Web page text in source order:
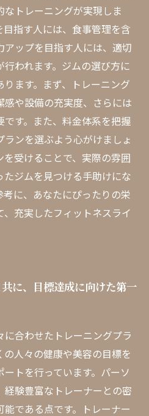
トレーニングが実現しま
指す人には、食事管理を含
ップを目指す人には、適切
われます。ジムの選び方に
ます。まず、トレーニング
や設備の充実度、さらには
です。また、料金体系を把握
ランを選ぶよう心がけましょ
受けることで、実際の雰囲
ジムを見つける手助けにな
に、あなたにぴったりの栄
充実したフィットネスライ
に、目標達成に向けた第一
合わせたトレーニングプラ
人々の健康や美容の目標を
トを行っています。パーソ
験豊富なトレーナーとの密
である点です。トレーナー